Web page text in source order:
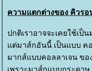
ความแตกต่างของ คิวร
ปกติเราอาจจะเคยใช้เ
ต่มาส์กอันนี้ เป็นแบบ ค
มากส์แบบคอลลาเจน ข
เพราะมาส์กแบบกระดา